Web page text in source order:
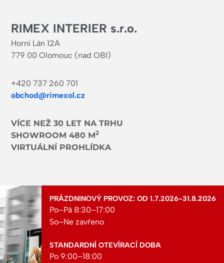
RIMEX INTERIER s.r.o.
Horní Lán 12A
779 00 Olomouc (nad OBI)
+420 737 260 701
obchod@rimexol.cz
VÍCE NEŽ 30 LET NA TRHU
SHOWROOM 480 M2
VIRTUÁLNÍ PROHLÍDKA
PRÁZDNINOVÝ PROVOZ: OD 1.7.2026-31.8.2026
Po–Pá 8:30–17:00
So–Ne zavřeno
STANDARDNÍ OTEVÍRACÍ DOBA
Po 9:00–18:00